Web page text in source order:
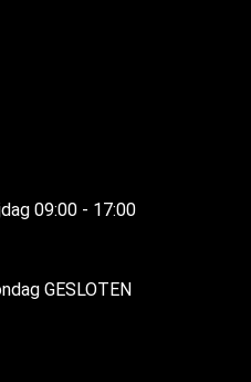
09:00 - 17:00
GESLOTEN